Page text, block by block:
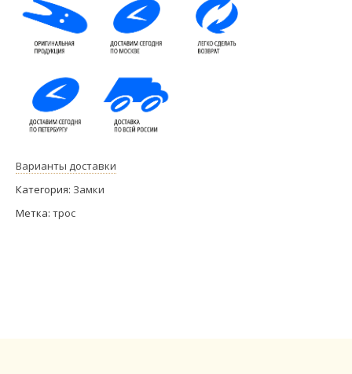
Варианты доставки
Категория: Замки
Метка: трос